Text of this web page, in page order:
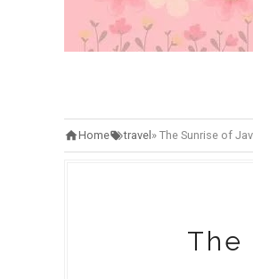
Home travel » The Sunrise of
The